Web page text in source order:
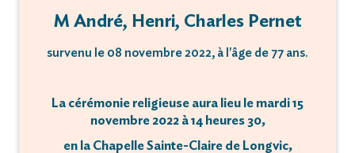
M André, Henri, Charles Pernet
survenu le 08 novembre 2022, à l'âge de 77 ans.
La cérémonie religieuse aura lieu le mardi 15
novembre 2022 à 14 heures 30,
en la Chapelle Sainte-Claire de Longvic,